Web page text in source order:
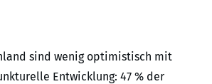
sind wenig optimistisch mit
Entwicklung: 47 % der